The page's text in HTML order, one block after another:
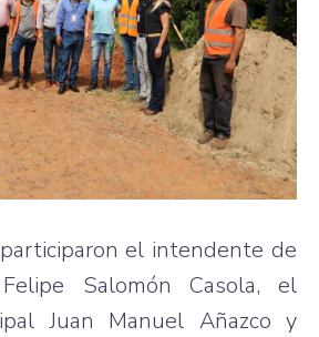
el intendente de
Salomón Casola, el
Juan Manuel Añazco y